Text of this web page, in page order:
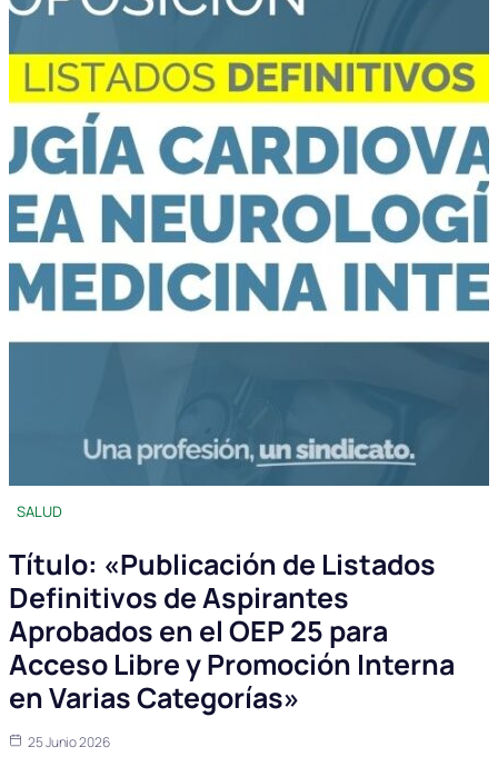
SALUD
Título: «Publicación de Listados
Definitivos de Aspirantes
Aprobados en el OEP 25 para
Acceso Libre y Promoción Interna
en Varias Categorías»
25 Junio 2026